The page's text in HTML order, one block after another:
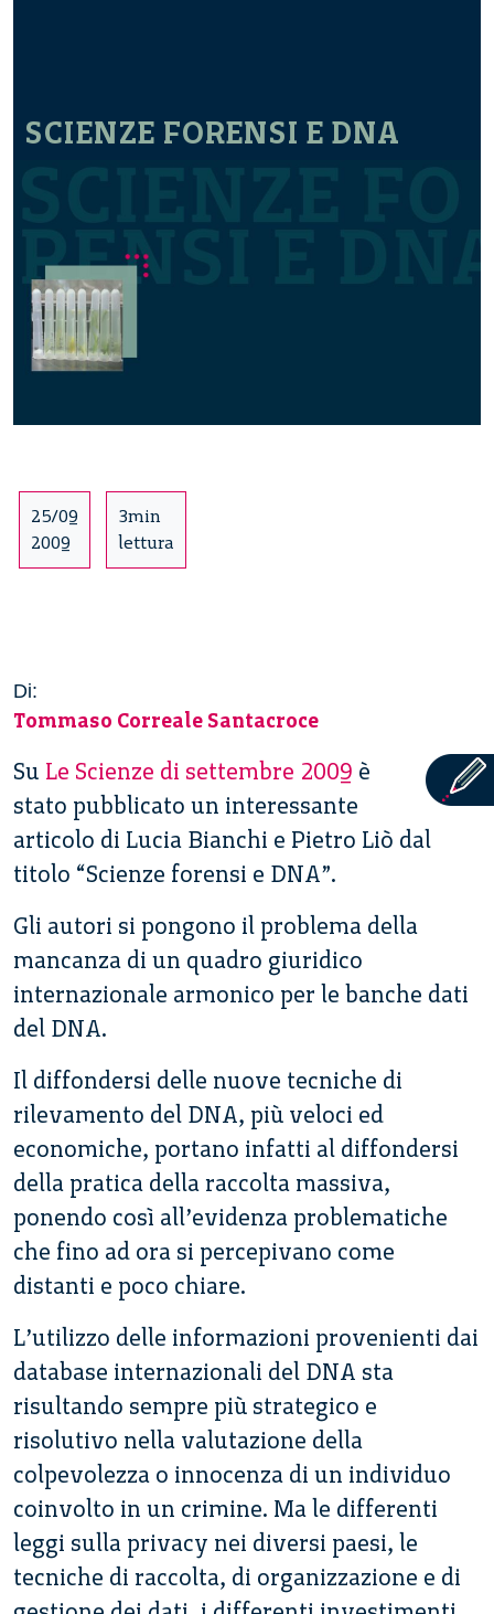
SCIENZE FORENSI E DNA
25/09
2009
3min
lettura
Di:
Tommaso Correale Santacroce
Su Le Scienze di settembre 2009 è
stato pubblicato un interessante
articolo di Lucia Bianchi e Pietro Liò dal
titolo “Scienze forensi e DNA”.
Gli autori si pongono il problema della
mancanza di un quadro giuridico
internazionale armonico per le banche dati
del DNA.
Il diffondersi delle nuove tecniche di
rilevamento del DNA, più veloci ed
economiche, portano infatti al diffondersi
della pratica della raccolta massiva,
ponendo così all’evidenza problematiche
che fino ad ora si percepivano come
distanti e poco chiare.
L’utilizzo delle informazioni provenienti dai
database internazionali del DNA sta
risultando sempre più strategico e
risolutivo nella valutazione della
colpevolezza o innocenza di un individuo
coinvolto in un crimine. Ma le differenti
leggi sulla privacy nei diversi paesi, le
tecniche di raccolta, di organizzazione e di